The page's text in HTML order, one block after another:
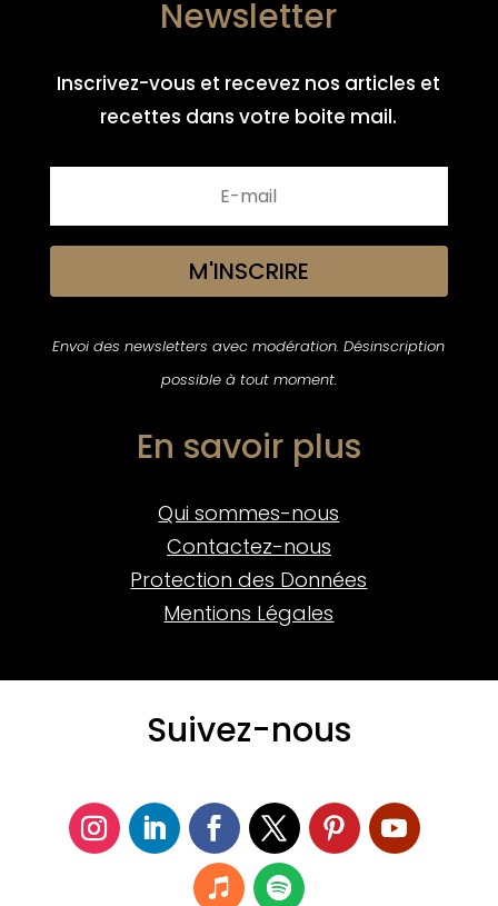
Newsletter
Inscrivez-vous et recevez nos articles et
recettes dans votre boite mail.
M'INSCRIRE
Envoi des newsletters avec modération. Désinscription
possible à tout moment.
En savoir plus
Qui sommes-nous
Contactez-nous
Protection des Données
Mentions Légales
Suivez-nous